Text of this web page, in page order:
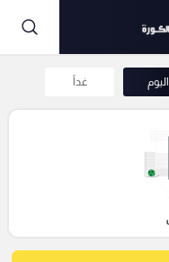
اليوم غداً